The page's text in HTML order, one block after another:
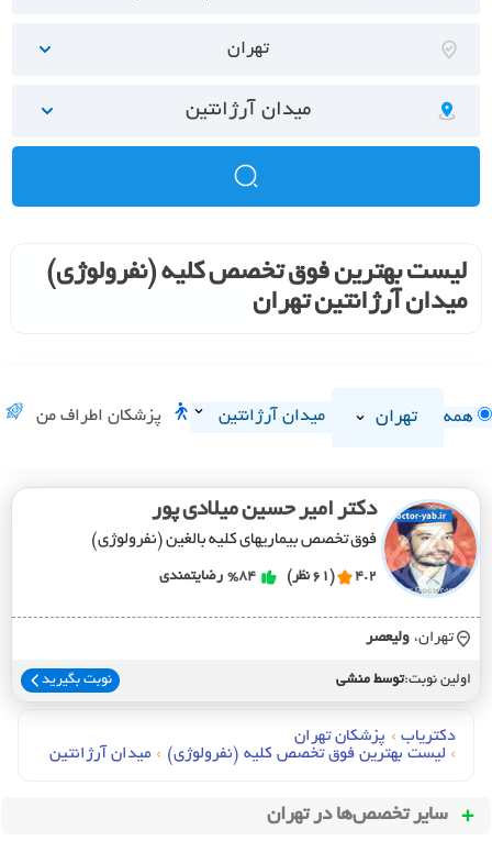
تهران
میدان آرژانتین
لیست بهترین فوق تخصص کلیه (نفرولوژی)
میدان آرژانتین تهران
همه تهران میدان آرژانتین پزشکان اطراف من
دکتر امیر حسین میلادی پور
فوق تخصص بیماریهای کلیه بالغین (نفرولوژی)
4.2 (61 نظر) %84 رضایتمندی
تهران، وليعصر
اولین نوبت:توسط منشی نوبت بگیرید
دکتریاب › پزشکان تهران
› لیست بهترین فوق تخصص کلیه (نفرولوژی) › میدان آرژانتین
سایر تخصص‌ها درتهران